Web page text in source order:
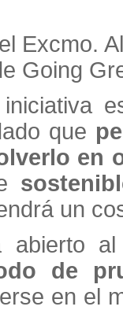
Excmo.
Going
que
en
un
abierto
de
en el